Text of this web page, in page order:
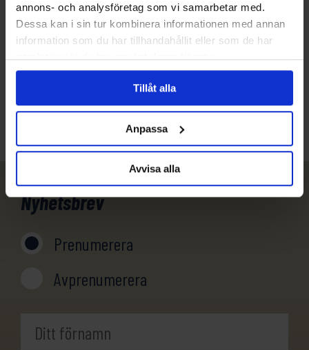
annons- och analysföretag som vi samarbetar med.
Dessa kan i sin tur kombinera informationen med annan
information som du har tillhandahållit eller som de har
samlat in när du har använt deras tjänster.
Tillåt alla
Anpassa
Avvisa alla
Har du funderingar eller vill veta mer om denna
produkt? Ring oss!
031-301 18 18
Nyhetsbrev
Prenumerera
Avprenumerera